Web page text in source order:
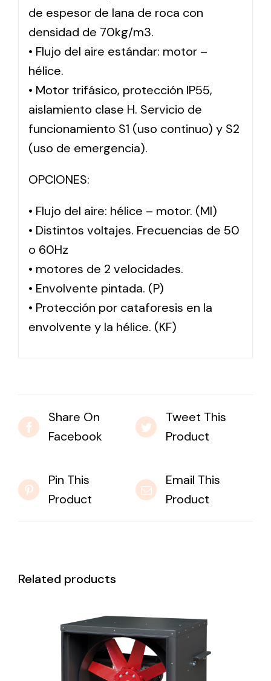
de espesor de lana de roca con
densidad de 70kg/m3.
• Flujo del aire estándar: motor –
hélice.
• Motor trifásico, protección IP55,
aislamiento clase H. Servicio de
funcionamiento S1 (uso continuo) y S2
(uso de emergencia).
OPCIONES:
• Flujo del aire: hélice – motor. (MI)
• Distintos voltajes. Frecuencias de 50
o 60Hz
• motores de 2 velocidades.
• Envolvente pintada. (P)
• Protección por cataforesis en la
envolvente y la hélice. (KF)
Share On
Facebook
Tweet This
Product
Pin This
Product
Email This
Product
Related products